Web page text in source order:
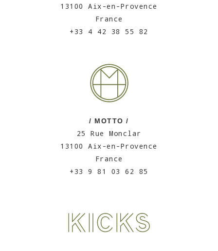
13100 Aix-en-Provence
France
+33 4 42 38 55 82
/ MOTTO /
25 Rue Monclar
13100 Aix-en-Provence
France
+33 9 81 03 62 85